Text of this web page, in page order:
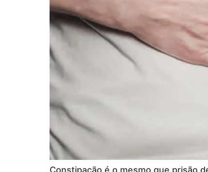
Constipação é o mesmo que prisão